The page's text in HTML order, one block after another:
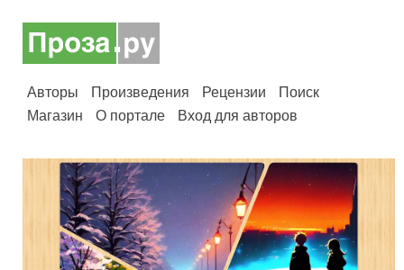
Авторы Произведения Рецензии
Поиск
Магазин
О портале Вход для авторов